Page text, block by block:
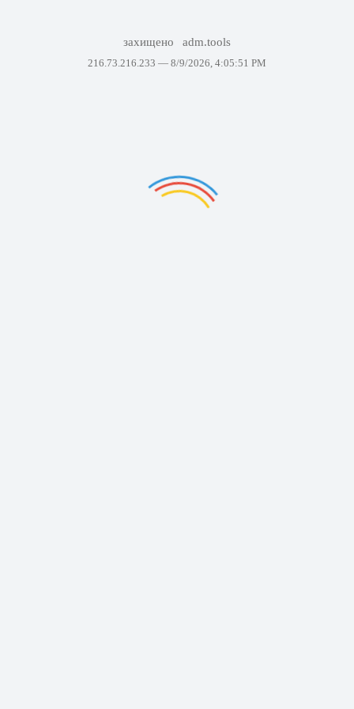
захищено adm.tools
216.73.216.233 — 8/9/2026, 4:05:51 PM